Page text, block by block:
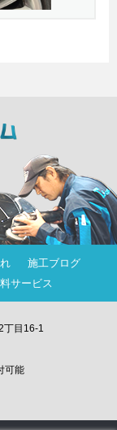
施工ブログ
サービス
丁目16-1
可能